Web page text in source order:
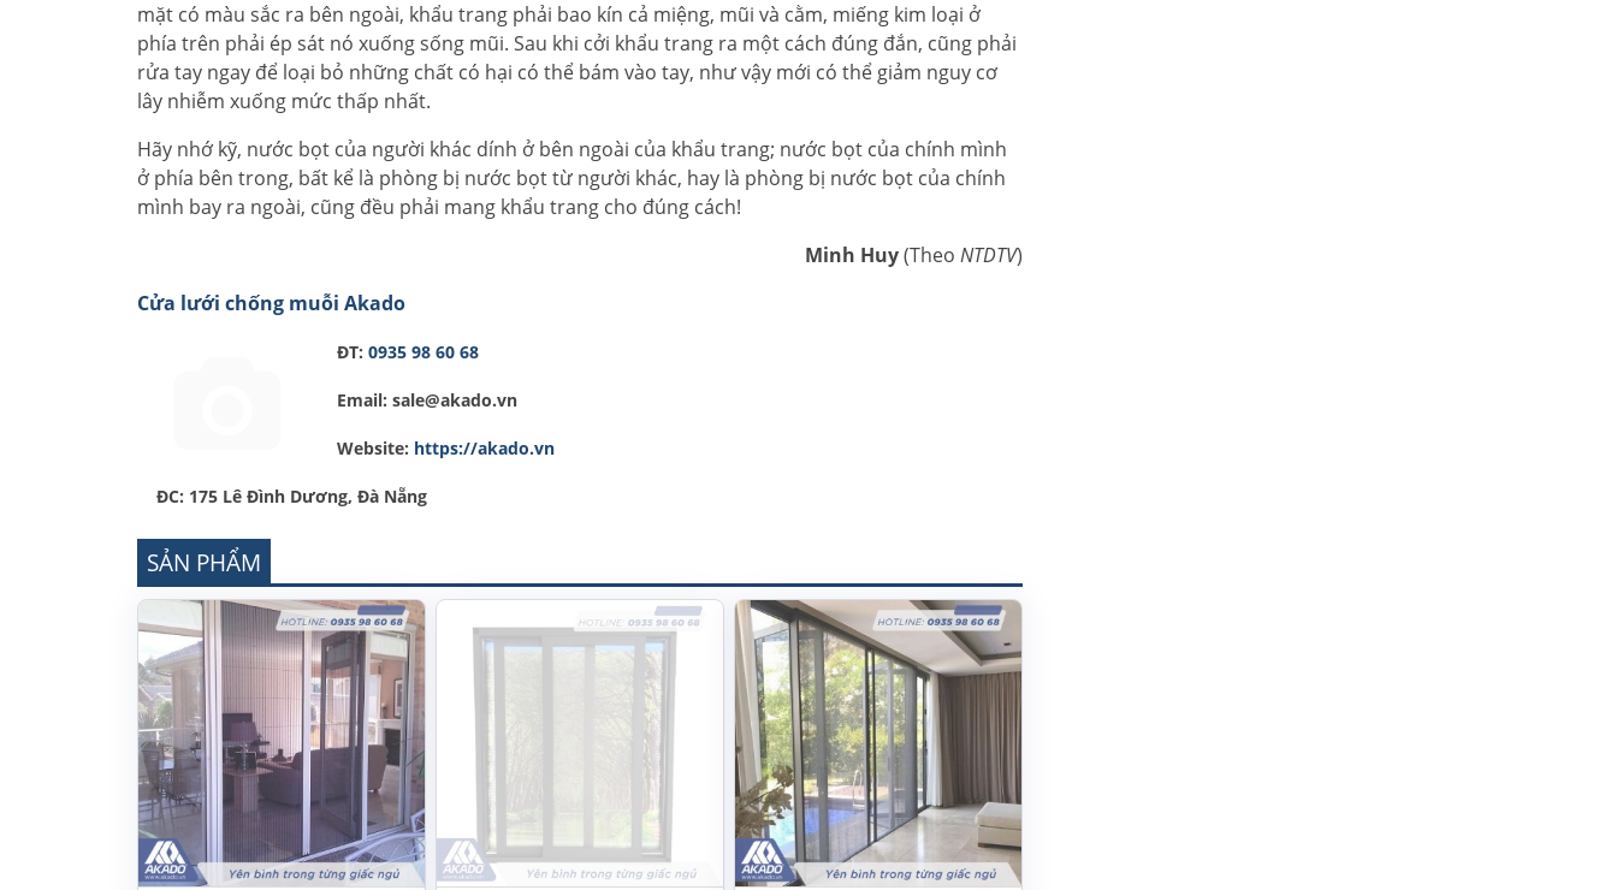
mặt có màu sắc ra bên ngoài, khẩu trang phải bao kín cả miệng, mũi và cằm, miếng kim loại ở
phía trên phải ép sát nó xuống sống mũi. Sau khi cởi khẩu trang ra một cách đúng đắn, cũng phải
rửa tay ngay để loại bỏ những chất có hại có thể bám vào tay, như vậy mới có thể giảm nguy cơ
lây nhiễm xuống mức thấp nhất.
Hãy nhớ kỹ, nước bọt của người khác dính ở bên ngoài của khẩu trang; nước bọt của chính mình
ở phía bên trong, bất kể là phòng bị nước bọt từ người khác, hay là phòng bị nước bọt của chính
mình bay ra ngoài, cũng đều phải mang khẩu trang cho đúng cách!
Minh Huy(Theo NTDTV)
Cửa lưới chống muỗi Akado
ĐT: 0935 98 60 68
Email: sale@akado.vn
Website: https://akado.vn
ĐC: 175 Lê Đình Dương, Đà Nẵng
SẢN PHẨM